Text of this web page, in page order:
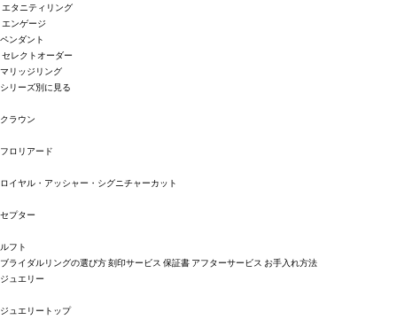
エタニティリング
エンゲージ
ペンダント
セレクトオーダー
マリッジリング
シリーズ別に見る
クラウン
フロリアード
ロイヤル・アッシャー・シグニチャーカット
セプター
ルフト
ブライダルリングの選び方刻印サービス 保証書 アフターサービス お手入れ方法
ジュエリー
ジュエリートップ